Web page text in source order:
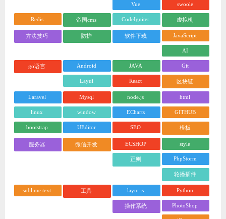
Vue swoole
Redis 帝国cms CodeIgniter 虚拟机
方法技巧 防护 软件下载 JavaScript
AI
go语言 Android JAVA Git
Layui React 区块链
Laravel Mysql node.js html
linux window ECharts GITHUB
bootstrap UEditor SEO 模板
服务器 微信开发 ECSHOP style
正则 PhpStorm
轮播插件
sublime text 工具 layui.js Python
操作系统 PhotoShop